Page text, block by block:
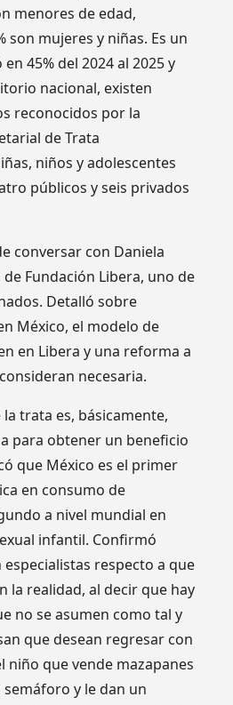
menores de edad,
son mujeres y niñas. Es un
45% del 2024 al 2025 y
nacional, existen
reconocidos por la
de Trata
niños y adolescentes
públicos y seis privados
conversar con Daniela
Fundación Libera, uno de
Detalló sobre
México, el modelo de
en Libera y una reforma a
necesaria.
trata es, básicamente,
para obtener un beneficio
que México es el primer
en consumo de
a nivel mundial en
infantil. Confirmó
respecto a que
la realidad, al decir que hay
no se asumen como tal y
que desean regresar con
niño que vende mazapanes
y le dan un